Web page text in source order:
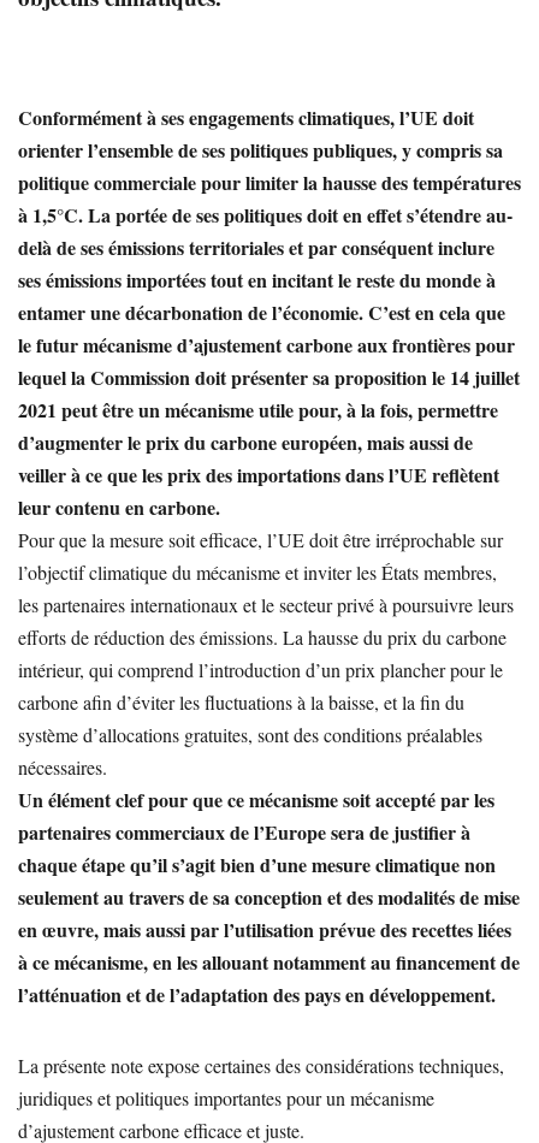
Conformément à ses engagements climatiques, l’UE doit
orienter l’ensemble de ses politiques publiques, y compris sa
politique commerciale pour limiter la hausse des températures
à 1,5°C. La portée de ses politiques doit en effet s’étendre au-
delà de ses émissions territoriales et par conséquent inclure
ses émissions importées tout en incitant le reste du monde à
entamer une décarbonation de l’économie. C’est en cela que
le futur mécanisme d’ajustement carbone aux frontières pour
lequel la Commission doit présenter sa proposition le 14 juillet
2021 peut être un mécanisme utile pour, à la fois, permettre
d’augmenter le prix du carbone européen, mais aussi de
veiller à ce que les prix des importations dans l’UE reflètent
leur contenu en carbone.
Pour que la mesure soit efficace, l’UE doit être irréprochable sur
l’objectif climatique du mécanisme et inviter les États membres,
les partenaires internationaux et le secteur privé à poursuivre leurs
efforts de réduction des émissions. La hausse du prix du carbone
intérieur, qui comprend l’introduction d’un prix plancher pour le
carbone afin d’éviter les fluctuations à la baisse, et la fin du
système d’allocations gratuites, sont des conditions préalables
nécessaires.
Un élément clef pour que ce mécanisme soit accepté par les
partenaires commerciaux de l’Europe sera de justifier à
chaque étape qu’il s’agit bien d’une mesure climatique non
seulement au travers de sa conception et des modalités de mise
en œuvre, mais aussi par l’utilisation prévue des recettes liées
à ce mécanisme, en les allouant notamment au financement de
l’atténuation et de l’adaptation des pays en développement.
La présente note expose certaines des considérations techniques,
juridiques et politiques importantes pour un mécanisme
d’ajustement carbone efficace et juste.